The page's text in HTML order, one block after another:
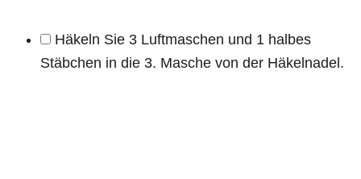
Häkeln Sie 3 Luftmaschen und 1 halbes
Stäbchen in die 3. Masche von der Häkelnadel.